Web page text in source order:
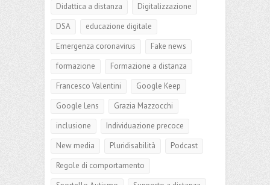
Didattica a distanza
Digitalizzazione
DSA
educazione digitale
Emergenza coronavirus
Fake news
formazione
Formazione a distanza
Francesco Valentini
Google Keep
Google Lens
Grazia Mazzocchi
inclusione
Individuazione precoce
New media
Pluridisabilità
Podcast
Regole di comportamento